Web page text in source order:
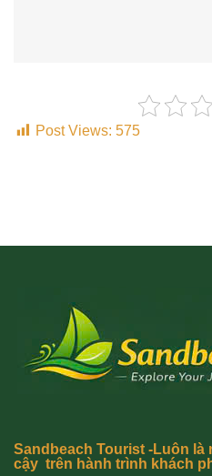
Post Views: 575
Sandbeach Tourist -Luôn
cậy trên hành trình khách